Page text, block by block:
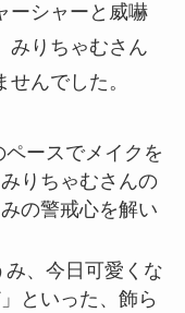
ーシャーと威嚇
みりちゃむさん
んでした。
ペースでメイクを
りちゃむさんの
の警戒心を解い
み、今日可愛くな
といった、飾ら